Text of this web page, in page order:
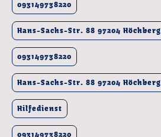
093149738220
Hans-Sachs-Str. 88 97204 Höchberg
093149738220
Hans-Sachs-Str. 88 97204 Höchberg
Hilfedienst
093149738220